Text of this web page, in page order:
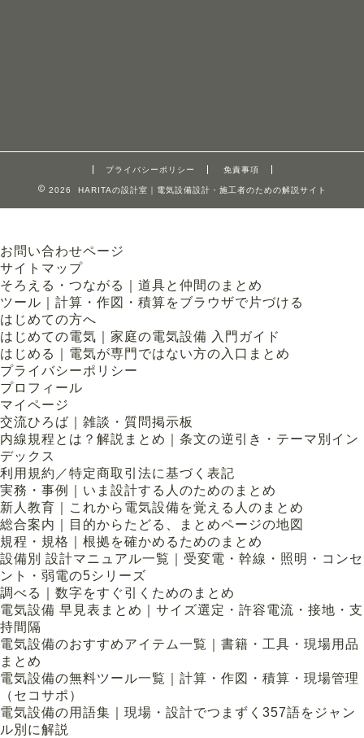
プライバシーポリシー 免責事項
2026 HARITAの設計室｜電気設備設計・施工者のための解説サイト
お問い合わせページ
サイトマップ
そろえる・つながる｜道具と仲間のまとめ
ツール｜計算・作図・積算をブラウザで片づける
はじめての方へ
はじめての電気｜家庭の電気設備 入門ガイド
はじめる｜電気が専門ではない方の入口まとめ
プライバシーポリシー
プロフィール
マイページ
交流ひろば｜雑談・質問掲示板
内線規程とは？解説まとめ｜条文の逆引き・テーマ別イン
デックス
利用規約／特定商取引法に基づく表記
実務・事例｜いま設計する人のためのまとめ
新人教育｜これから電気設備を覚える人のまとめ
総合案内｜目的からたどる、まとめページの地図
規程・規格｜根拠を確かめるためのまとめ
設備別 設計マニュアル一覧｜受変電・幹線・照明・コンセ
ント・弱電の5シリーズ
調べる｜数字をすぐ引くためのまとめ
電気設備 早見表まとめ｜サイズ選定・許容電流・接地・支
持間隔
電気設備のおすすめアイテム一覧｜書籍・工具・現場用品
まとめ
電気設備の無料ツール一覧｜計算・作図・積算・現場管理
（セコサポ）
電気設備の用語集｜現場・設計でつまずく357語をジャン
ル別に解説